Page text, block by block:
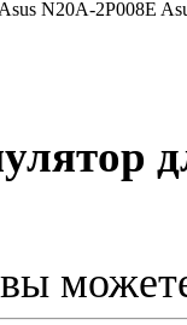
N20A-2P008E